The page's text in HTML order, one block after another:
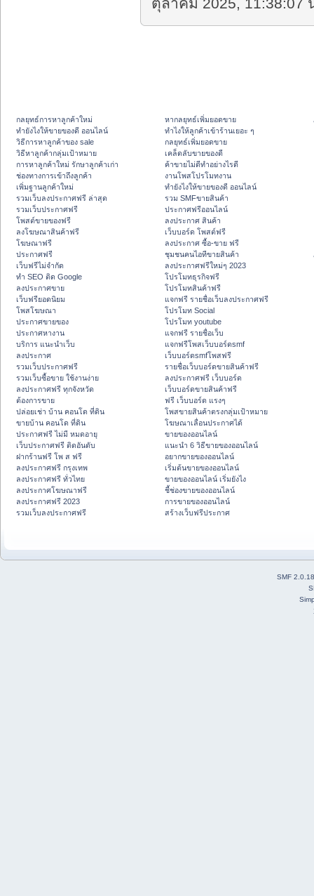
ตุลาคม 2025, 11:38:07
กลยุทธ์การหาลูกค้าใหม่
ทํายังไงให้ขายของดี ออนไลน์
วิธีการหาลูกค้าของ sale
วิธีหาลูกค้ากลุ่มเป้าหมาย
การหาลูกค้าใหม่ รักษาลูกค้าเก่า
ช่องทางการเข้าถึงลูกค้า
เพิ่มฐานลูกค้าใหม่
รวมเว็บลงประกาศฟรี ล่าสุด
รวมเว็บประกาศฟรี
โพสต์ขายของฟรี
ลงโฆษณาสินค้าฟรี
โฆษณาฟรี
ประกาศฟรี
เว็บฟรีไม่จำกัด
ทำ SEO ติด Google
ลงประกาศขาย
เว็บฟรียอดนิยม
โพสโฆษณา
ประกาศขายของ
ประกาศหางาน
บริการ แนะนำเว็บ
ลงประกาศ
รวมเว็บประกาศฟรี
รวมเว็บซื้อขาย ใช้งานง่าย
ลงประกาศฟรี ทุกจังหวัด
ต้องการขาย
ปล่อยเช่า บ้าน คอนโด ที่ดิน
ขายบ้าน คอนโด ที่ดิน
ประกาศฟรี ไม่มี หมดอายุ
เว็บประกาศฟรี ติดอันดับ
ฝากร้านฟรี โพ ส ฟรี
ลงประกาศฟรี กรุงเทพ
ลงประกาศฟรี ทั่วไทย
ลงประกาศโฆษณาฟรี
ลงประกาศฟรี 2023
รวมเว็บลงประกาศฟรี
หากลยุทธ์เพิ่มยอดขาย
ทําไงให้ลูกค้าเข้าร้านเยอะ ๆ
กลยุทธ์เพิ่มยอดขาย
เคล็ดลับขายของดี
ค้าขายไม่ดีทำอย่างไรดี
งานโพสโปรโมทงาน
ทํายังไงให้ขายของดี ออนไลน์
รวม SMFขายสินค้า
ประกาศฟรีออนไลน์
ลงประกาศ สินค้า
เว็บบอร์ด โพสต์ฟรี
ลงประกาศ ซื้อ-ขาย ฟรี
ชุมชนคนไอทีขายสินค้า
ลงประกาศฟรีใหม่ๆ 2023
โปรโมทธุรกิจฟรี
โปรโมทสินค้าฟรี
แจกฟรี รายชื่อเว็บลงประกาศฟรี
โปรโมท Social
โปรโมท youtube
แจกฟรี รายชื่อเว็บ
แจกฟรีโพสเว็บบอร์ดsmf
เว็บบอร์ดsmfโพสฟรี
รายชื่อเว็บบอร์ดขายสินค้าฟรี
ลงประกาศฟรี เว็บบอร์ด
เว็บบอร์ดขายสินค้าฟรี
ฟรี เว็บบอร์ด แรงๆ
โพสขายสินค้าตรงกลุ่มเป้าหมาย
โฆษณาเลื่อนประกาศได้
ขายของออนไลน์
แนะนำ 6 วิธีขายของออนไลน์
อยากขายของออนไลน์
เริ่มต้นขายของออนไลน์
ขายของออนไลน์ เริ่มยังไง
ชี้ช่องขายของออนไลน์
การขายของออนไลน์
สร้างเว็บฟรีประกาศ
SMF 2.0.18